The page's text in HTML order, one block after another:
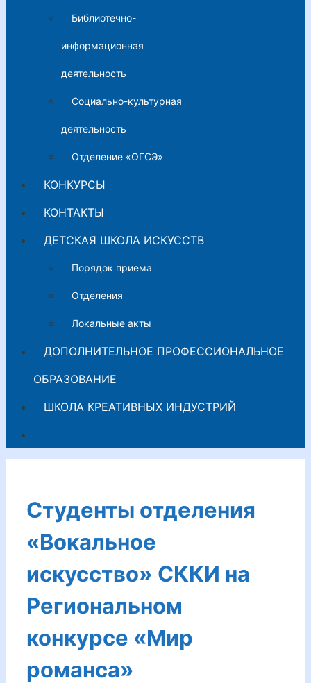
Библиотечно-
информационная
деятельность
Социально-культурная
деятельность
Отделение «ОГСЭ»
КОНКУРСЫ
КОНТАКТЫ
ДЕТСКАЯ ШКОЛА ИСКУССТВ
Порядок приема
Отделения
Локальные акты
ДОПОЛНИТЕЛЬНОЕ ПРОФЕССИОНАЛЬНОЕ
ОБРАЗОВАНИЕ
ШКОЛА КРЕАТИВНЫХ ИНДУСТРИЙ
Студенты отделения
«Вокальное
искусство» СККИ на
Региональном
конкурсе «Мир
романса»